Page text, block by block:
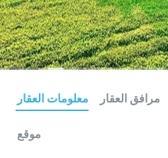
معلومات العقار مرافق العقار
موقع